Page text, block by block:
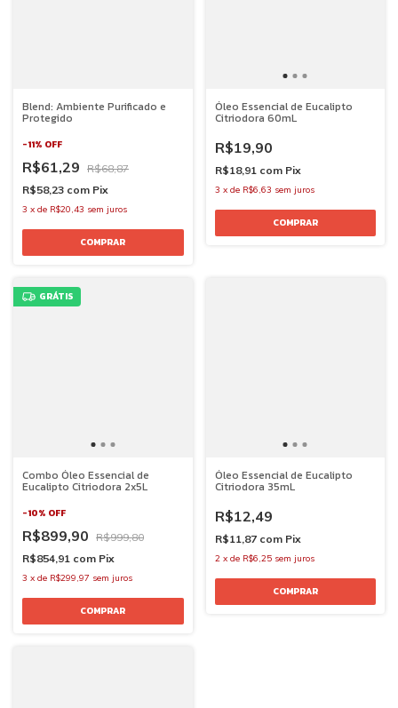
Blend: Ambiente Purificado e
Protegido
-11% OFF
R$61,29 R$68,87
R$58,23 com Pix
3 x de R$20,43 sem juros
Óleo Essencial de Eucalipto
Citriodora 60mL
R$19,90
R$18,91 com Pix
3 x de R$6,63 sem juros
GRÁTIS
Combo Óleo Essencial de
Eucalipto Citriodora 2x5L
-10% OFF
R$899,90 R$999,80
R$854,91 com Pix
3 x de R$299,97 sem juros
Óleo Essencial de Eucalipto
Citriodora 35mL
R$12,49
R$11,87 com Pix
2 x de R$6,25 sem juros